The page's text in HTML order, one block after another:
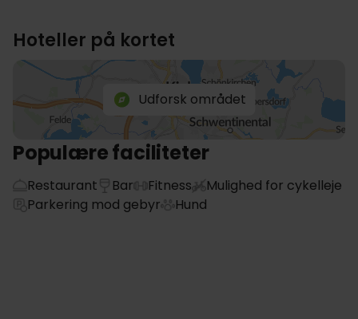
Hoteller på kortet
Udforsk området
Populære faciliteter
Restaurant Bar Fitness
Mulighed for cykelleje
Parkering mod gebyr
Hund